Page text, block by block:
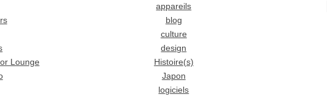
Lounge
appareils
blog
culture
design
Histoire(s)
Japon
logiciels